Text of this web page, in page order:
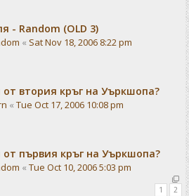
- Random (OLD 3)
« Sat Nov 18, 2006 8:22 pm
втория кръг на Уъркшопа?
« Tue Oct 17, 2006 10:08 pm
първия кръг на Уъркшопа?
« Tue Oct 10, 2006 5:03 pm
1 2